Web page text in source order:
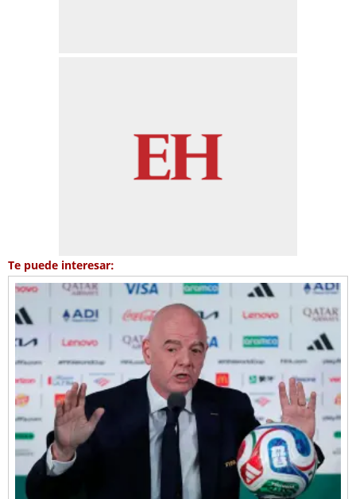
Te puede interesar: